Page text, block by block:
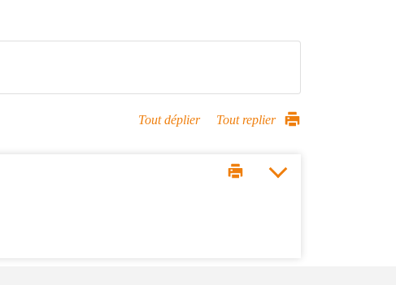
Tout déplier Tout replier